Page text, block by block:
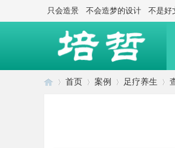
只会造景 不会造梦的设计 不是好
首页 案例 足疗养生